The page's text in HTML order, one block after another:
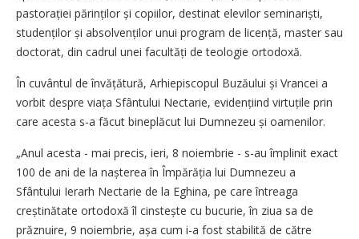
pastorației părinților și copiilor, destinat elevilor seminariști,
studenților și ab­solvenților unui program de licență, master sau
doctorat, din cadrul unei facultăți de teologie ortodoxă.
În cuvântul de învățătură, Arhi­episcopul Buzăului și Vrancei a
vorbit despre viața Sfântului Nectarie, evidențiind virtuțile prin
care acesta s-a făcut bineplăcut lui Dumnezeu și oamenilor.
„Anul acesta - mai precis, ieri, 8 noiembrie - s-au împlinit exact
100 de ani de la nașterea în Împărăția lui Dumnezeu a
Sfântului Ierarh Nectarie de la Eghina, pe care întreaga
creștinătate ortodoxă îl cinstește cu bucurie, în ziua sa de
prăznuire, 9 noiembrie, așa cum i-a fost stabilită de către